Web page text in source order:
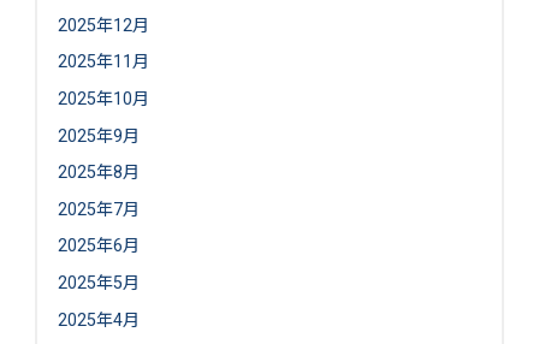
2025年12月
2025年11月
2025年10月
2025年9月
2025年8月
2025年7月
2025年6月
2025年5月
2025年4月